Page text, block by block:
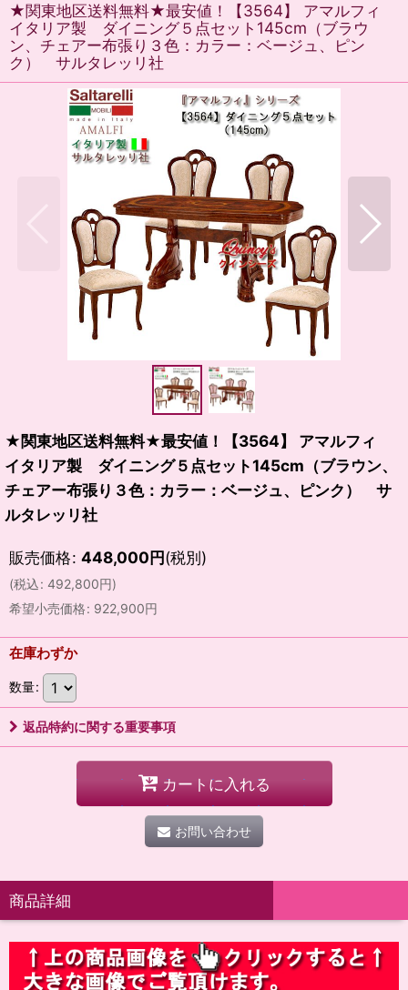
★関東地区送料無料★最安値！【3564】 アマルフィ
イタリア製 ダイニング５点セット145cm（ブラウ
ン、チェアー布張り３色：カラー：ベージュ、ピン
ク） サルタレッリ社
★関東地区送料無料★最安値！【3564】 アマルフィ
イタリア製 ダイニング５点セット145cm（ブラウン、
チェアー布張り３色：カラー：ベージュ、ピンク） サ
ルタレッリ社
販売価格: 448,000円(税別)
(税込: 492,800円)
希望小売価格: 922,900円
在庫わずか
数量:
返品特約に関する重要事項
カートに入れる
お問い合わせ
商品詳細